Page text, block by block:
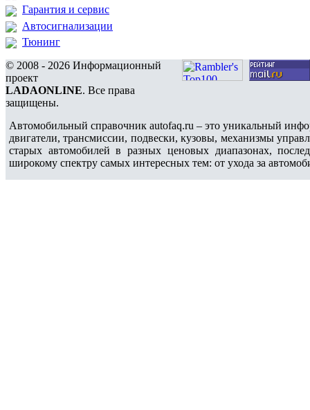
Гарантия и сервис
Автосигнализации
Тюнинг
© 2008 - 2026 Информационный
проект
LADAONLINE. Все права
защищены.
Автомобильный справочник autofaq.ru – это уникальный
двигатели, трансмиссии, подвески, кузовы, механизмы
старых автомобилей в разных ценовых диапазонах,
широкому спектру самых интересных тем: от ухода за